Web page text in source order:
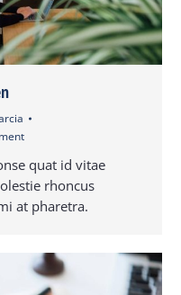
quat id vitae
rhoncus
at pharetra.